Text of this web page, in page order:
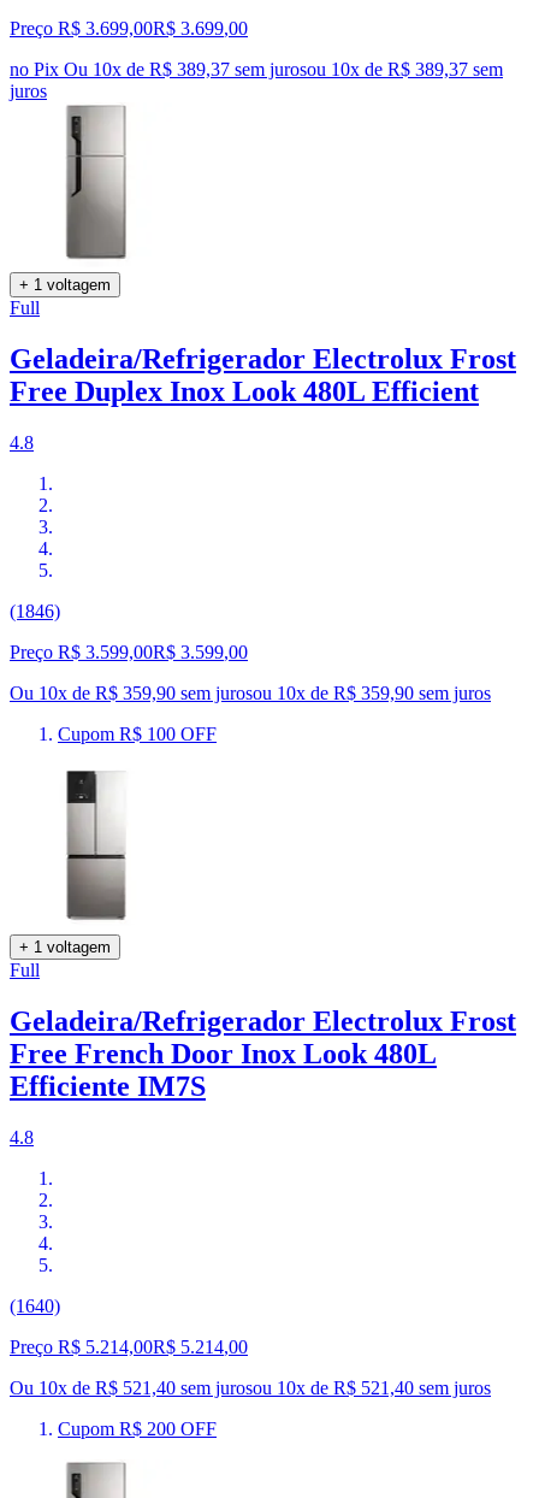
Preço R$ 3.699,00R$ 3.699,00
no Pix Ou 10x de R$ 389,37 sem jurosou 10x de R$ 389,37 sem
juros
+ 1 voltagem
Full
Geladeira/Refrigerador Electrolux Frost
Free Duplex Inox Look 480L Efficient
4.8
(1846)
Preço R$ 3.599,00R$ 3.599,00
Ou 10x de R$ 359,90 sem jurosou 10x de R$ 359,90 sem juros
Cupom R$ 100 OFF
+ 1 voltagem
Full
Geladeira/Refrigerador Electrolux Frost
Free French Door Inox Look 480L
Efficiente IM7S
4.8
(1640)
Preço R$ 5.214,00R$ 5.214,00
Ou 10x de R$ 521,40 sem jurosou 10x de R$ 521,40 sem juros
Cupom R$ 200 OFF